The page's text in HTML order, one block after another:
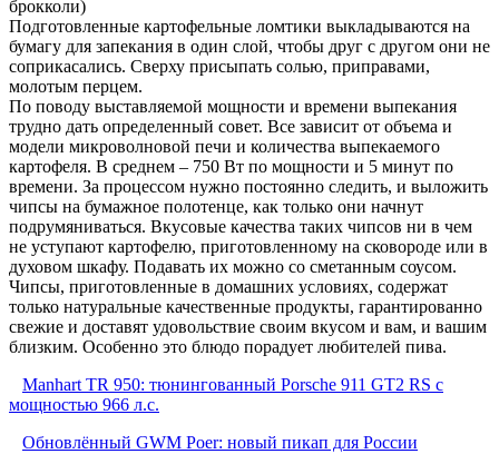
брокколи)
Подготовленные картофельные ломтики выкладываются на
бумагу для запекания в один слой, чтобы друг с другом они не
соприкасались. Сверху присыпать солью, приправами,
молотым перцем.
По поводу выставляемой мощности и времени выпекания
трудно дать определенный совет. Все зависит от объема и
модели микроволновой печи и количества выпекаемого
картофеля. В среднем – 750 Вт по мощности и 5 минут по
времени. За процессом нужно постоянно следить, и выложить
чипсы на бумажное полотенце, как только они начнут
подрумяниваться. Вкусовые качества таких чипсов ни в чем
не уступают картофелю, приготовленному на сковороде или в
духовом шкафу. Подавать их можно со сметанным соусом.
Чипсы, приготовленные в домашних условиях, содержат
только натуральные качественные продукты, гарантированно
свежие и доставят удовольствие своим вкусом и вам, и вашим
близким. Особенно это блюдо порадует любителей пива.
Manhart TR 950: тюнингованный Porsche 911 GT2 RS с
мощностью 966 л.с.
Обновлённый GWM Poer: новый пикап для России